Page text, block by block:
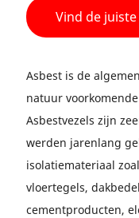
Vind de
Asbest is de
natuur
Asbestvezels zijn
werden jarenlang
isolatiemateriaal
vloertegels,
cementproducten,